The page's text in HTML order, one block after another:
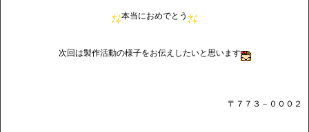
本当におめでとう
次回は製作活動の様子をお伝えしたいと思います
〒７７３－０００２